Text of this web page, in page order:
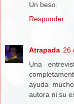
Un beso.
Responder
Atrapada 26
Una
ayuda
autora ni su